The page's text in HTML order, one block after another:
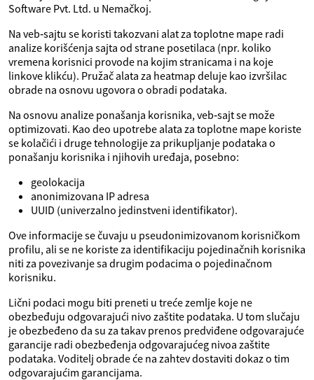
Software Pvt. Ltd. u Nemačkoj.
Na veb‑sajtu se koristi takozvani alat za toplotne mape radi
analize korišćenja sajta od strane posetilaca (npr. koliko
vremena korisnici provode na kojim stranicama i na koje
linkove klikću). Pružač alata za heatmap deluje kao izvršilac
obrade na osnovu ugovora o obradi podataka.
Na osnovu analize ponašanja korisnika, veb‑sajt se može
optimizovati. Kao deo upotrebe alata za toplotne mape koriste
se kolačići i druge tehnologije za prikupljanje podataka o
ponašanju korisnika i njihovih uređaja, posebno:
geolokacija
anonimizovana IP adresa
UUID (univerzalno jedinstveni identifikator).
Ove informacije se čuvaju u pseudonimizovanom korisničkom
profilu, ali se ne koriste za identifikaciju pojedinačnih korisnika
niti za povezivanje sa drugim podacima o pojedinačnom
korisniku.
Lični podaci mogu biti preneti u treće zemlje koje ne
obezbeđuju odgovarajući nivo zaštite podataka. U tom slučaju
je obezbeđeno da su za takav prenos predviđene odgovarajuće
garancije radi obezbeđenja odgovarajućeg nivoa zaštite
podataka. Voditelj obrade će na zahtev dostaviti dokaz o tim
odgovarajućim garancijama.